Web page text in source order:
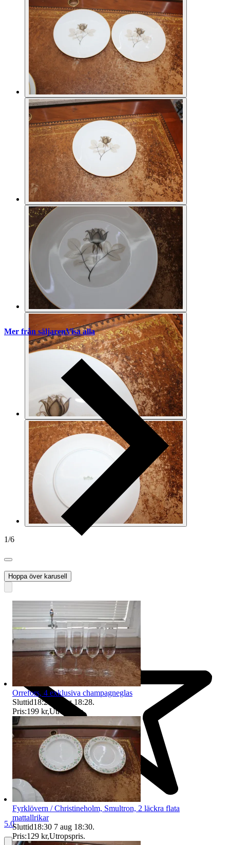
1/6
axel_42
5.0
Mer från säljarenVisa alla
Hoppa över karusell
Orrefors, 4 exklusiva champagneglas
Sluttid18:28 7 aug 18:28.
Pris:199 kr,Utropspris.
Fyrklövern / Christineholm, Smultron, 2 läckra flata
mattallrikar
Sluttid18:30 7 aug 18:30.
Pris:129 kr,Utropspris.